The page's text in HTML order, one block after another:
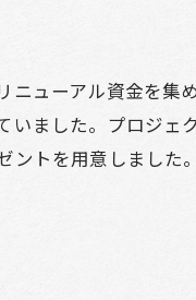
るステップを考える
ューアル資金を集
ました。プロジェ
トを用意しまし